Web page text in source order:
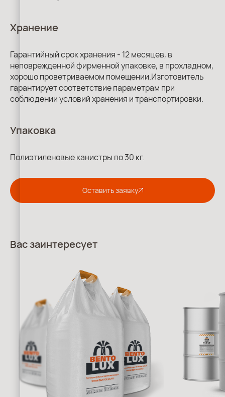
Хранение
Гарантийный срок хранения - 12 месяцев, в
неповрежденной фирменной упаковке, в прохладном,
хорошо проветриваемом помещении.Изготовитель
гарантирует соответствие параметрам при
соблюдении условий хранения и транспортировки.
Упаковка
Полиэтиленовые канистры по 30 кг.
Оставить заявку
Вас заинтересует